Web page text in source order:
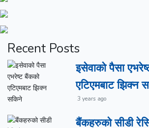
Recent Posts
इसेवाको पैसा
एटिएमबाट झिक्न
3 years ago
बैंकहरुको सीडी